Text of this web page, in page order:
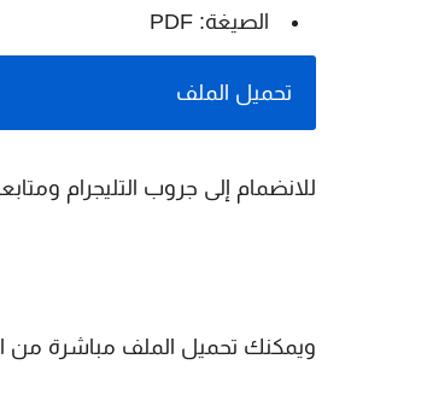
الصيغة: PDF
تحميل الملف
للانضمام إلى جروب التليجرام
ويمكنك تحميل الملف مباشرة من